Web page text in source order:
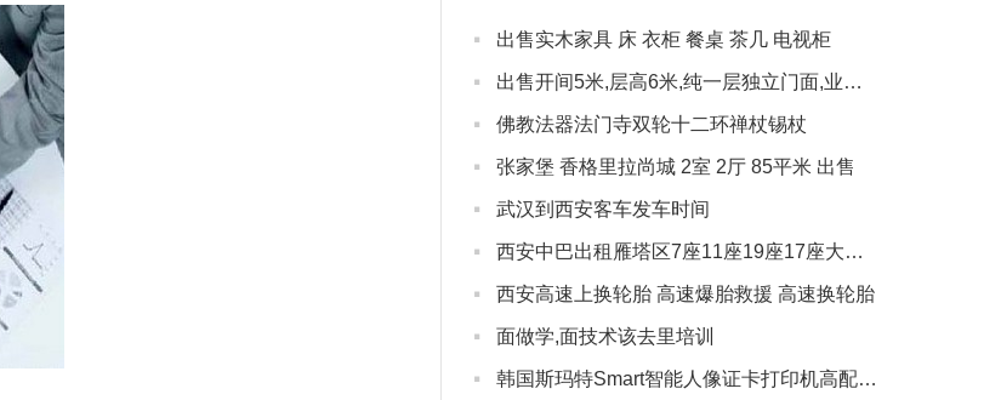
· 出售实木家具 床 衣柜 餐桌 茶几 电视柜
· 出售开间5米,层高6米,纯一层独立门面,业态不限
· 佛教法器法门寺双轮十二环禅杖锡杖
· 张家堡 香格里拉尚城 2室 2厅 85平米 出售
· 武汉到西安客车发车时间
· 西安中巴出租雁塔区7座11座19座17座大中巴出租赁包客车
· 西安高速上换轮胎 高速爆胎救援 高速换轮胎
· 面做学,面技术该去里培训
· 韩国斯玛特Smart智能人像证卡打印机高配置低